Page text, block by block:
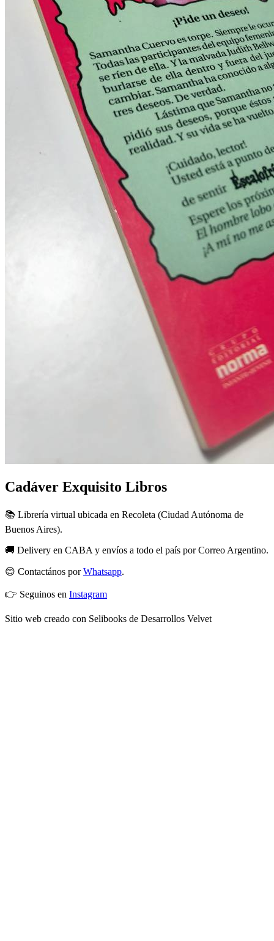
Cadáver Exquisito Libros
📚 Librería virtual ubicada en Recoleta (Ciudad Autónoma de
Buenos Aires).
🚚 Delivery en CABA y envíos a todo el país por Correo Argentino.
😊 Contactános porWhatsapp.
👉 Seguinos en Instagram
Sitio web creado con Selibooks de Desarrollos Velvet